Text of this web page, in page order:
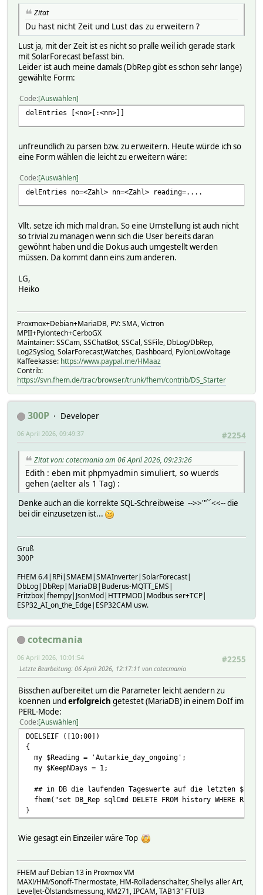
Zitat
Du hast nicht Zeit und Lust das zu erweitern ?
Lust ja, mit der Zeit ist es nicht so pralle weil ich gerade stark
mit SolarForecast befasst bin.
Leider ist auch meine damals (DbRep gibt es schon sehr lange)
gewählte Form:
Code Auswählen
delEntries [<no>[:<nn>]]
unfreundlich zu parsen bzw. zu erweitern. Heute würde ich so
eine Form wählen die leicht zu erweitern wäre:
Code Auswählen
delEntries no=<Zahl> nn=<Zahl> reading=....
Vllt. setze ich mich mal dran. So eine Umstellung ist auch nicht
so trivial zu managen wenn sich die User bereits daran
gewöhnt haben und die Dokus auch umgestellt werden
müssen. Da kommt dann eins zum anderen.
LG,
Heiko
Proxmox+Debian+MariaDB, PV: SMA, Victron
MPII+Pylontech+CerboGX
Maintainer: SSCam, SSChatBot, SSCal, SSFile, DbLog/DbRep,
Log2Syslog, SolarForecast,Watches, Dashboard, PylonLowVoltage
Kaffeekasse: https://www.paypal.me/HMaaz
Contrib:
https://svn.fhem.de/trac/browser/trunk/fhem/contrib/DS_Starter
300P
Developer
#2254
06 April 2026, 09:49:37
Zitat von: cotecmania am 06 April 2026, 09:23:26
Edith : eben mit phpmyadmin simuliert, so wuerds
gehen (aelter als 1 Tag) :
Denke auch an die korrekte SQL-Schreibweise -->>'"`´<<-- die
bei dir einzusetzen ist...
Gruß
300P
FHEM 6.4|RPi|SMAEM|SMAInverter|SolarForecast|
DbLog|DbRep|MariaDB|Buderus-MQTT_EMS|
Fritzbox|fhempy|JsonMod|HTTPMOD|Modbus ser+TCP|
ESP32_AI_on_the_Edge|ESP32CAM usw.
cotecmania
#2255
06 April 2026, 10:01:54
Letzte Bearbeitung: 06 April 2026, 12:17:11 von cotecmania
Bisschen aufbereitet um die Parameter leicht aendern zu
koennen und erfolgreich getestet (MariaDB) in einem DoIf im
PERL-Mode:
Code Auswählen
DOELSEIF ([10:00])
{
my $Reading = 'Autarkie_day_ongoing';
my $KeepNDays = 1;
## in DB die laufenden Tageswerte auf die letzten
fhem("set DB_Rep sqlCmd DELETE FROM history WHERE
}
Wie gesagt ein Einzeiler wäre Top
FHEM auf Debian 13 in Proxmox VM
MAX!/HM/Sonoff-Thermostate, HM-Rolladenschalter, Shellys aller Art,
LevelJet-Ölstandsmessung, KM271, IPCAM, TAB13" FTUI3